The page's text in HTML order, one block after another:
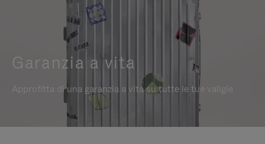
Garanzia a vita
Approfitta di una garanzia a vita su tutte le tue valigie